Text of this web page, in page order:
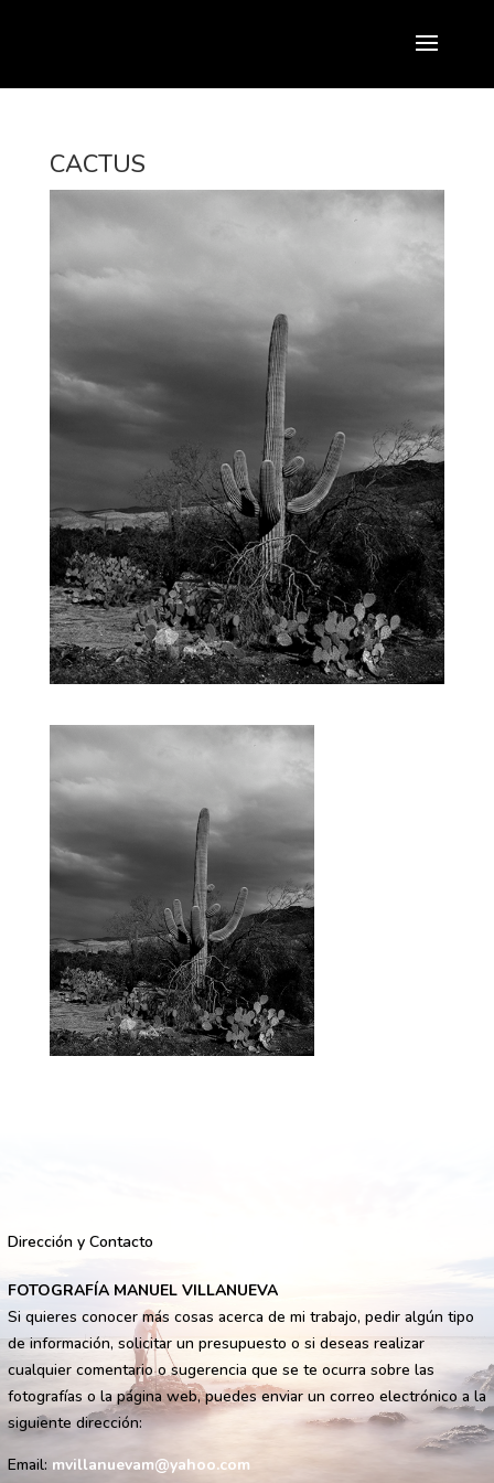
CACTUS
Dirección y Contacto
FOTOGRAFÍA MANUEL VILLANUEVA
Si quieres conocer más cosas acerca de mi trabajo, pedir algún tipo
de información, solicitar un presupuesto o si deseas realizar
cualquier comentario o sugerencia que se te ocurra sobre las
fotografías o la página web, puedes enviar un correo electrónico a la
siguiente dirección:
Email: mvillanuevam@yahoo.com